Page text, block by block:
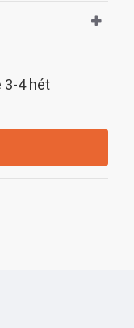
3-4 hét